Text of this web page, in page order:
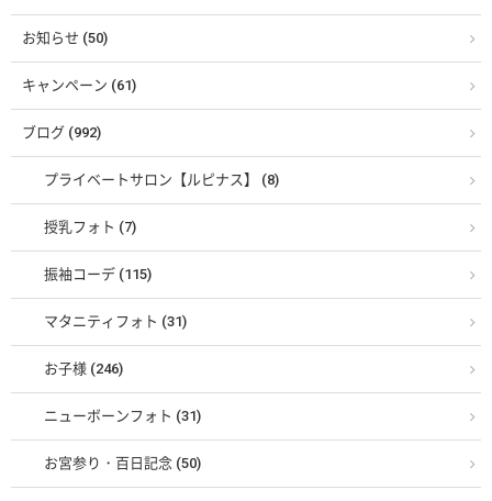
お知らせ (50)
キャンペーン (61)
ブログ (992)
プライベートサロン【ルピナス】 (8)
授乳フォト (7)
振袖コーデ (115)
マタニティフォト (31)
お子様 (246)
ニューボーンフォト (31)
お宮参り・百日記念 (50)